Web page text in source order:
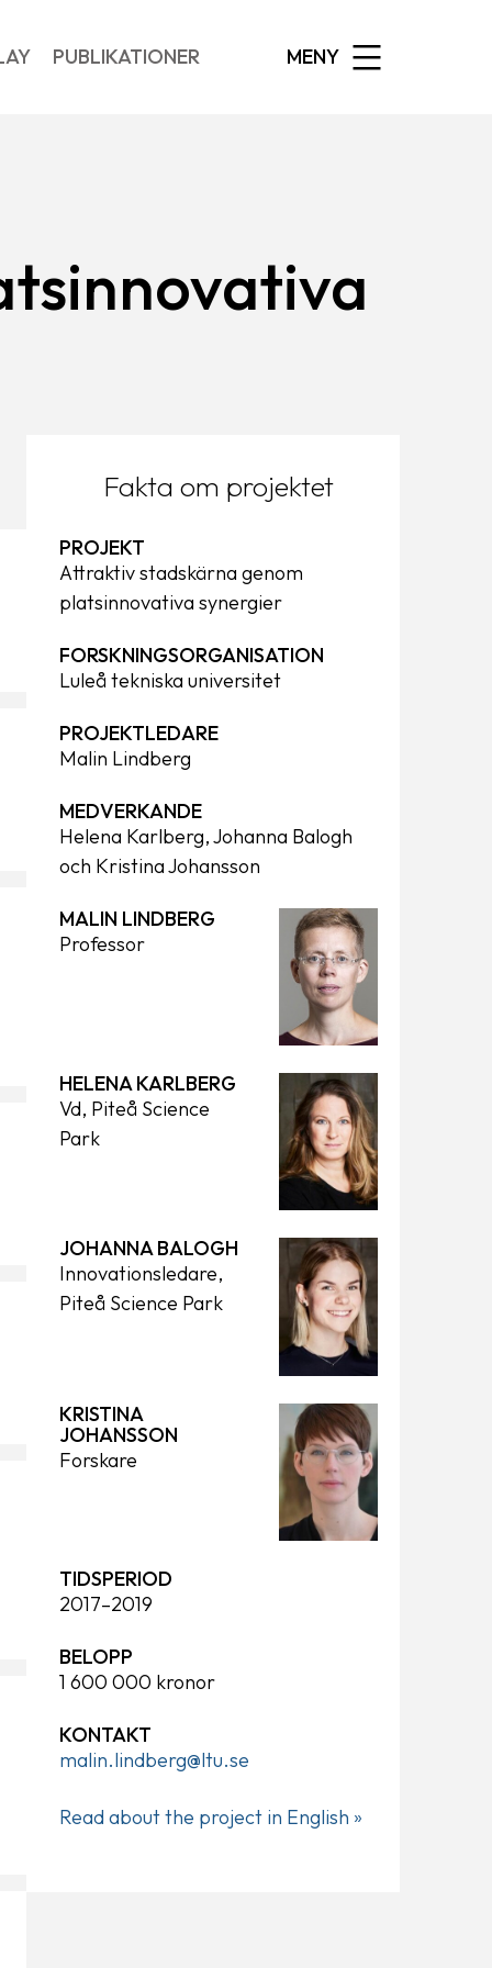
PUBLIKATIONER MENY
EXPANDED
Fakta om projektet
PROJEKT
Attraktiv stadskärna genom
platsinnovativa synergier
FORSKNINGSORGANISATION
Luleå tekniska universitet
PROJEKTLEDARE
Malin Lindberg
MEDVERKANDE
Helena Karlberg, Johanna Balogh
och Kristina Johansson
TIDSPERIOD
2017–2019
BELOPP
1 600 000 kronor
KONTAKT
malin.lindberg@ltu.se
Read about the project in English »
MALIN LINDBERG
Professor
HELENA KARLBERG
Vd, Piteå Science
Park
JOHANNA BALOGH
Innovationsledare,
Piteå Science Park
KRISTINA
JOHANSSON
Forskare